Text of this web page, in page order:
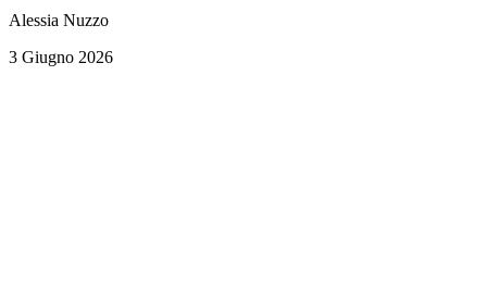
Alessia Nuzzo
3 Giugno 2026